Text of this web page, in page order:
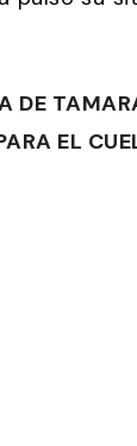
DE
EL